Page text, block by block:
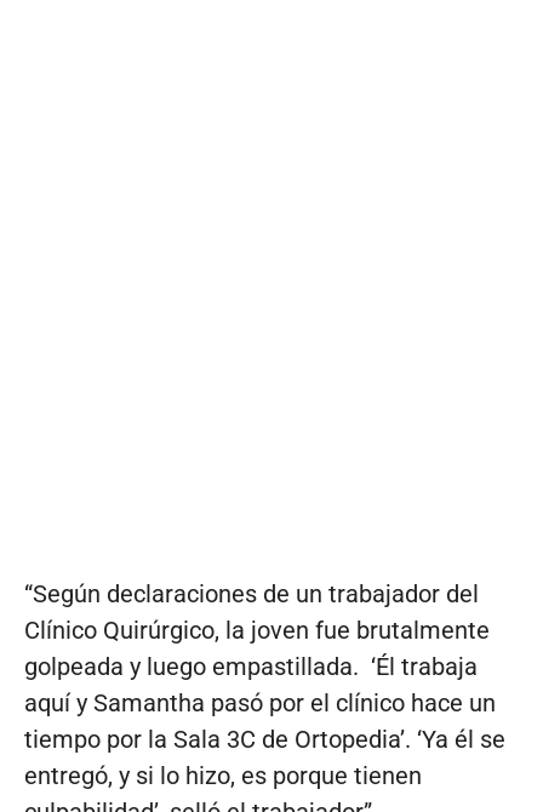
“Según declaraciones de un trabajador del
Clínico Quirúrgico, la joven fue brutalmente
golpeada y luego empastillada. ‘Él trabaja
aquí y Samantha pasó por el clínico hace un
tiempo por la Sala 3C de Ortopedia’. ‘Ya él se
entregó, y si lo hizo, es porque tienen